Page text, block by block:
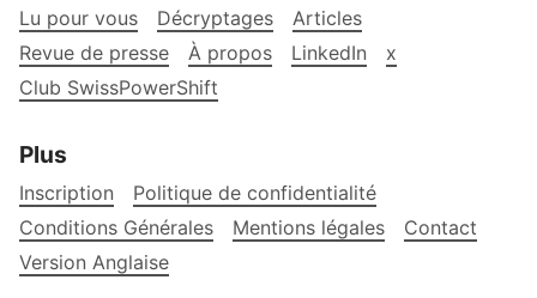
Lu pour vous
Décryptages
Articles
Revue de presse
À propos LinkedIn
x
Club SwissPowerShift
Plus
Inscription
Politique de confidentialité
Conditions Générales
Mentions légales
Contact
Version Anglaise